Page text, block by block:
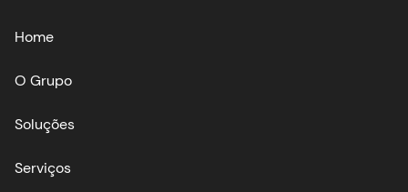
Home
O Grupo
Soluções
Serviços